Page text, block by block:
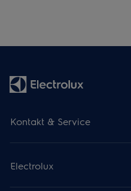
Kontakt & Service
Electrolux